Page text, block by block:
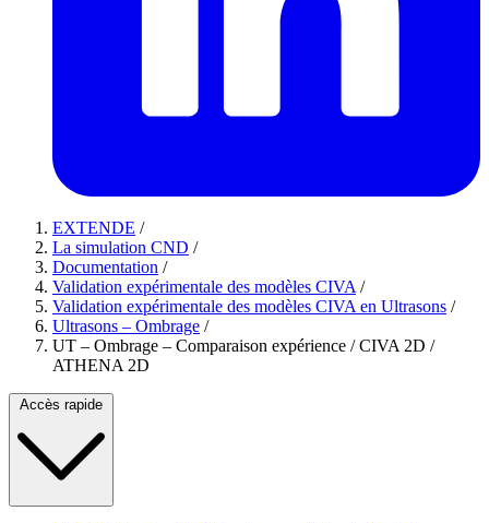
EXTENDE /
La simulation CND /
Documentation /
Validation expérimentale des modèles CIVA /
Validation expérimentale des modèles CIVA en Ultrasons /
Ultrasons – Ombrage /
UT – Ombrage – Comparaison expérience / CIVA 2D /
ATHENA 2D
Accès rapide